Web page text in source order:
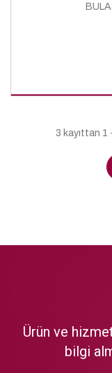
3 kayıttan 1
Ürün ve
bilgi